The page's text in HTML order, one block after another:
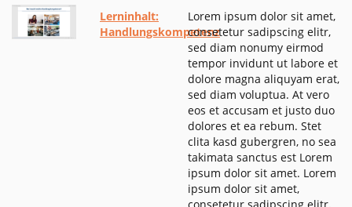
Lerninhalt:
Handlungskompetenz
Lorem ipsum dolor sit amet,
consetetur sadipscing elitr,
sed diam nonumy eirmod
tempor invidunt ut labore et
dolore magna aliquyam erat,
sed diam voluptua. At vero
eos et accusam et justo duo
dolores et ea rebum. Stet
clita kasd gubergren, no sea
takimata sanctus est Lorem
ipsum dolor sit amet. Lorem
ipsum dolor sit amet,